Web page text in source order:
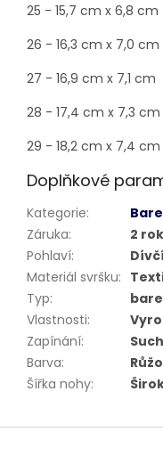
25 - 15,7 cm x 6,8 cm
26 - 16,3 cm x 7,0 cm
27 - 16,9 cm x 7,1 cm
28 - 17,4 cm x 7,3 cm
29 - 18,2 cm x 7,4 cm
Doplňkové
Kategorie:
Záruka:
2
Pohlaví:
Dívčí
Materiál svršku:
Typ:
Vlastnosti:
Zapínání:
Barva:
Šířka nohy:
Z